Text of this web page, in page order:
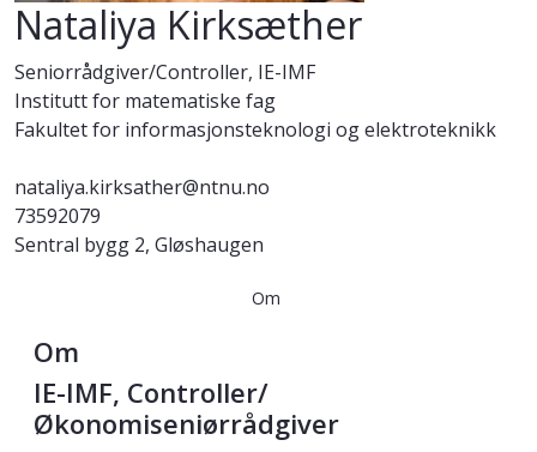
Nataliya Kirksæther
Seniorrådgiver/Controller, IE-IMF
Institutt for matematiske fag
Fakultet for informasjonsteknologi og elektroteknikk
nataliya.kirksather@ntnu.no
73592079
Sentral bygg 2, Gløshaugen
Om
Om
IE-IMF, Controller/
Økonomiseniørrådgiver